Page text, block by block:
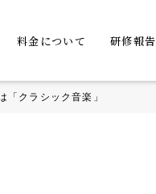
料金について 研修報告
「クラシック音楽」